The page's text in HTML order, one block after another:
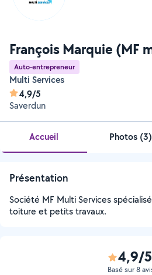
François Marquie (MF
Auto-entrepreneur
Multi Services
4,9/5
Saverdun
Accueil Photos (3)
Présentation
Société MF Multi Services
toiture et petits travaux.
4,9/5
Basé sur 8